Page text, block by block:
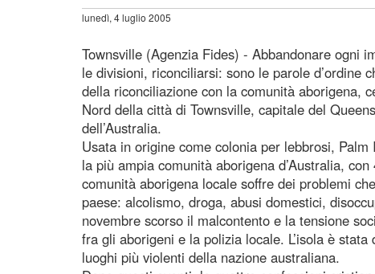
lunedì, 4 luglio 2005
Townsville (Agenzia Fides) - Abbandonare ogni
le divisioni, riconciliarsi: sono le parole d’ordine
della riconciliazione con la comunità aborigena,
Nord della città di Townsville, capitale del
dell’Australia.
Usata in origine come colonia per lebbrosi,
la più ampia comunità aborigena d’Australia,
comunità aborigena locale soffre dei problemi
paese: alcolismo, droga, abusi domestici,
novembre scorso il malcontento e la tensione
fra gli aborigeni e la polizia locale. L’isola è
luoghi più violenti della nazione australiana.